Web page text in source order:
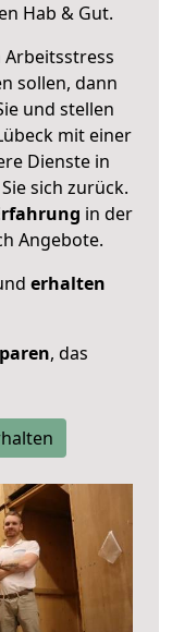
Hab & Gut.
sollen, dann
und stellen
mit einer
Dienste in
sich zurück.
in der
Angebote.
erhalten
, das